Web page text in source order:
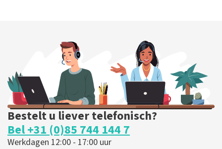
Bestelt u liever telefonisch?
Bel +31 (0)85 744 144 7
Werkdagen 12:00 - 17:00 uur